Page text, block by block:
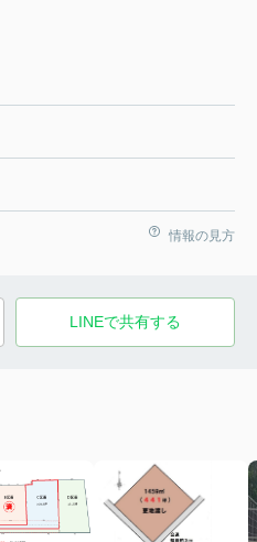
情報の見方
LINEで共有する